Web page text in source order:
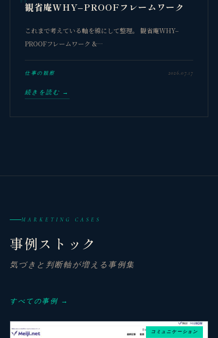
観省庵WHY–PROOFフレームワーク
これまで考えている軸を線にして整理。 観省庵WHY–
PROOFフレームワーク &…
仕事の観察 2026.07.17
続きを読む →
MARKETING CASES
事例ストック
気づきと判断軸が増える事例集
すべての事例 →
コミュニケーション
BUSINESS CONSULTING
個人事業主・経営者・マーケターの方へ。
売上・集客・ブランドの悩みをお聞きします。